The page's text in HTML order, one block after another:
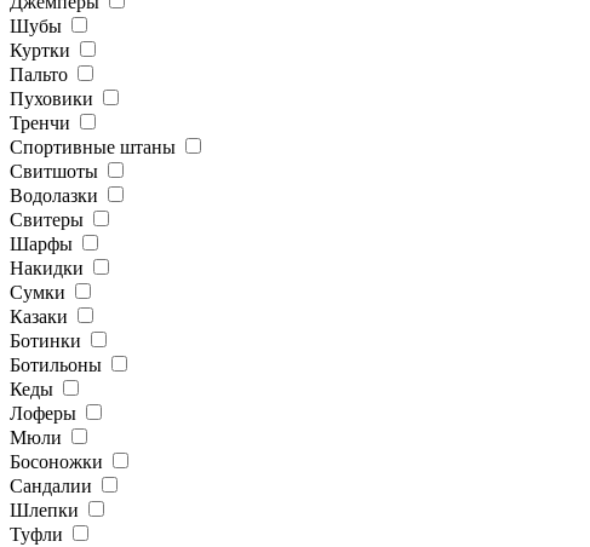
Шубы
Куртки
Пальто
Пуховики
Тренчи
Спортивные штаны
Свитшоты
Водолазки
Свитеры
Шарфы
Накидки
Сумки
Казаки
Ботинки
Ботильоны
Кеды
Лоферы
Мюли
Босоножки
Сандалии
Шлепки
Туфли